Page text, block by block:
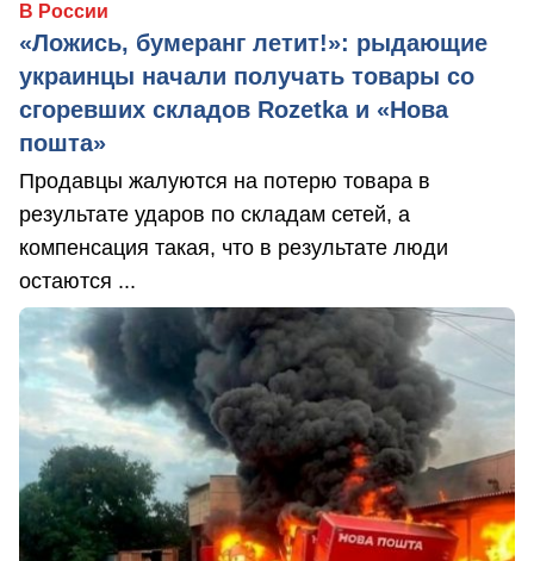
В России
«Ложись, бумеранг летит!»: рыдающие
украинцы начали получать товары со
сгоревших складов Rozetka и «Нова
пошта»
Продавцы жалуются на потерю товара в
результате ударов по складам сетей, а
компенсация такая, что в результате люди
остаются ...